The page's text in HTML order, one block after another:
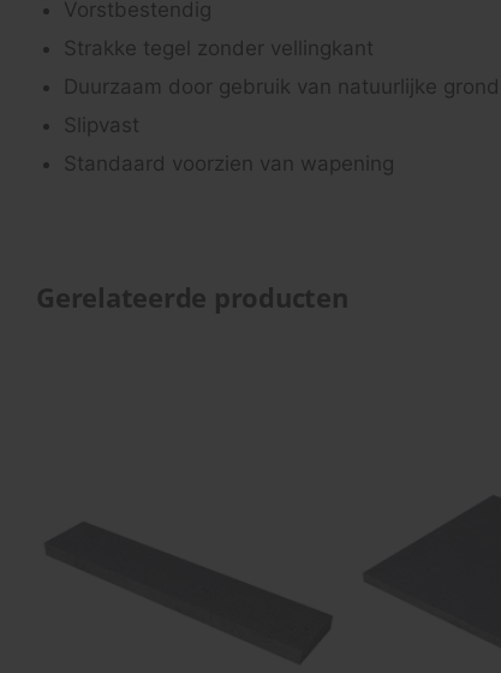
Vorstbestendig
Strakke tegel zonder vellingkant
Duurzaam door gebruik van natuurlijke
Slipvast
Standaard voorzien van wapening
Gerelateerde producten